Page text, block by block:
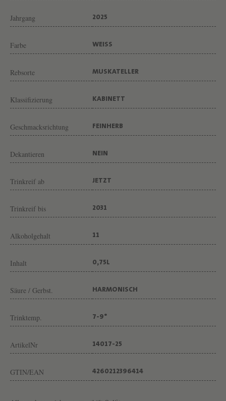
T
L
R
A
I
T
F
I
H
B
O
W
E
Jahrgang 2025
Farbe WEISS
Rebsorte MUSKATELLER
Klassifizierung KABINETT
Geschmacksrichtung FEINHERB
Dekantieren NEIN
Trinkreif ab JETZT
Trinkreif bis 2031
Alkoholgehalt 11
Inhalt 0,75L
Säure / Gerbst. HARMONISCH
Trinktemp. 7-9°
ArtikelNr 14017-25
GTIN/EAN 4260212396414